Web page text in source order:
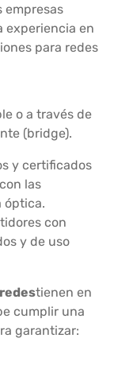
empresas
experiencia en
para redes
o a través de
(bridge).
y certificados
las
óptica.
con
y de uso
tienen en
cumplir una
garantizar: